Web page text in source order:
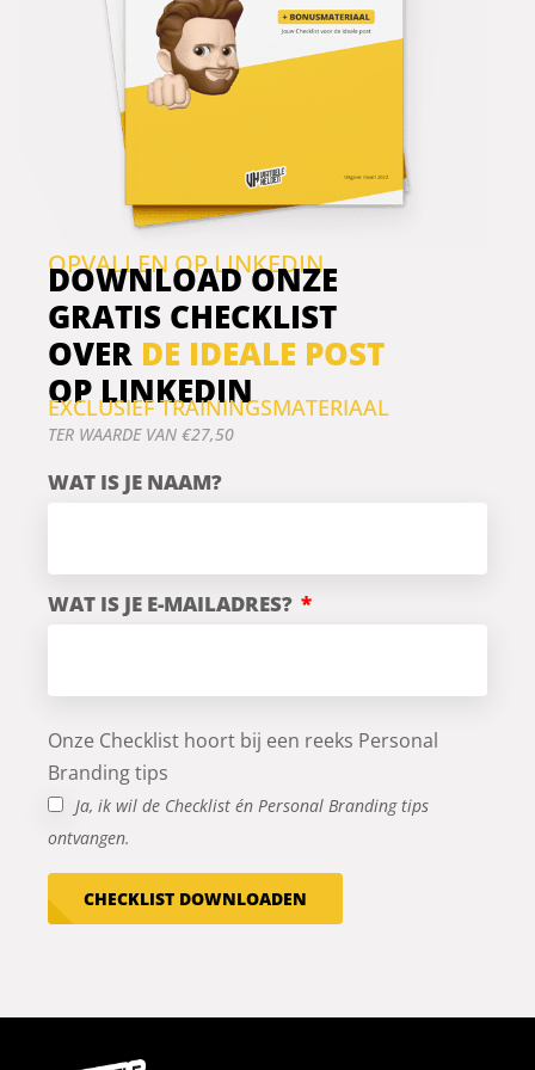
En hoe je schrijft voor
je doelgroep, in plaats
van voor jezelf.
OPVALLEN OP LINKEDIN
DOWNLOAD ONZE
GRATIS CHECKLIST
OVER DE IDEALE POST
OP LINKEDIN
EXCLUSIEF TRAININGSMATERIAAL
TER WAARDE VAN €27,50
WAT IS JE NAAM?
WAT IS JE E-MAILADRES?
Onze Checklist hoort bij een reeks Personal
Branding tips
Ja, ik wil de Checklist én Personal Branding tips
ontvangen.
CHECKLIST DOWNLOADEN